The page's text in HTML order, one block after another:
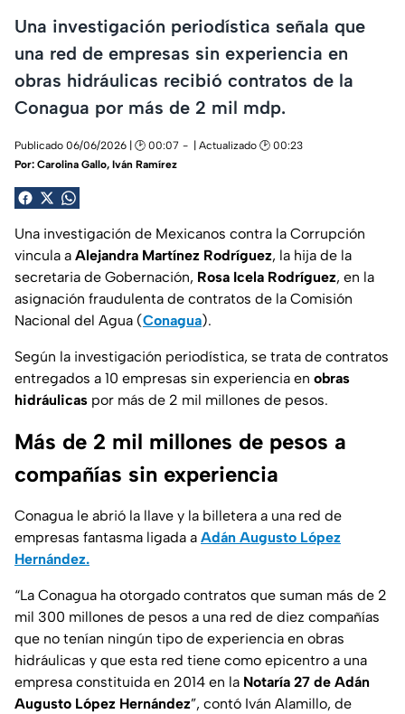
Una investigación periodística señala que
una red de empresas sin experiencia en
obras hidráulicas recibió contratos de la
Conagua por más de 2 mil mdp.
Publicado 06/06/2026 | 🕑 00:07
| Actualizado 🕑 00:23
Por: Carolina Gallo, Iván Ramírez
Una investigación de Mexicanos contra la Corrupción
vincula a Alejandra Martínez Rodríguez, la hija de la
secretaria de Gobernación, Rosa Icela Rodríguez, en la
asignación fraudulenta de contratos de la Comisión
Nacional del Agua (Conagua).
Según la investigación periodística, se trata de contratos
entregados a 10 empresas sin experiencia en obras
hidráulicas por más de 2 mil millones de pesos.
Más de 2 mil millones de pesos a
compañías sin experiencia
Conagua le abrió la llave y la billetera a una red de
empresas fantasma ligada a Adán Augusto López
Hernández.
“La Conagua ha otorgado contratos que suman más de 2
mil 300 millones de pesos a una red de diez compañías
que no tenían ningún tipo de experiencia en obras
hidráulicas y que esta red tiene como epicentro a una
empresa constituida en 2014 en la Notaría 27 de Adán
Augusto López Hernández”, contó Iván Alamillo, de